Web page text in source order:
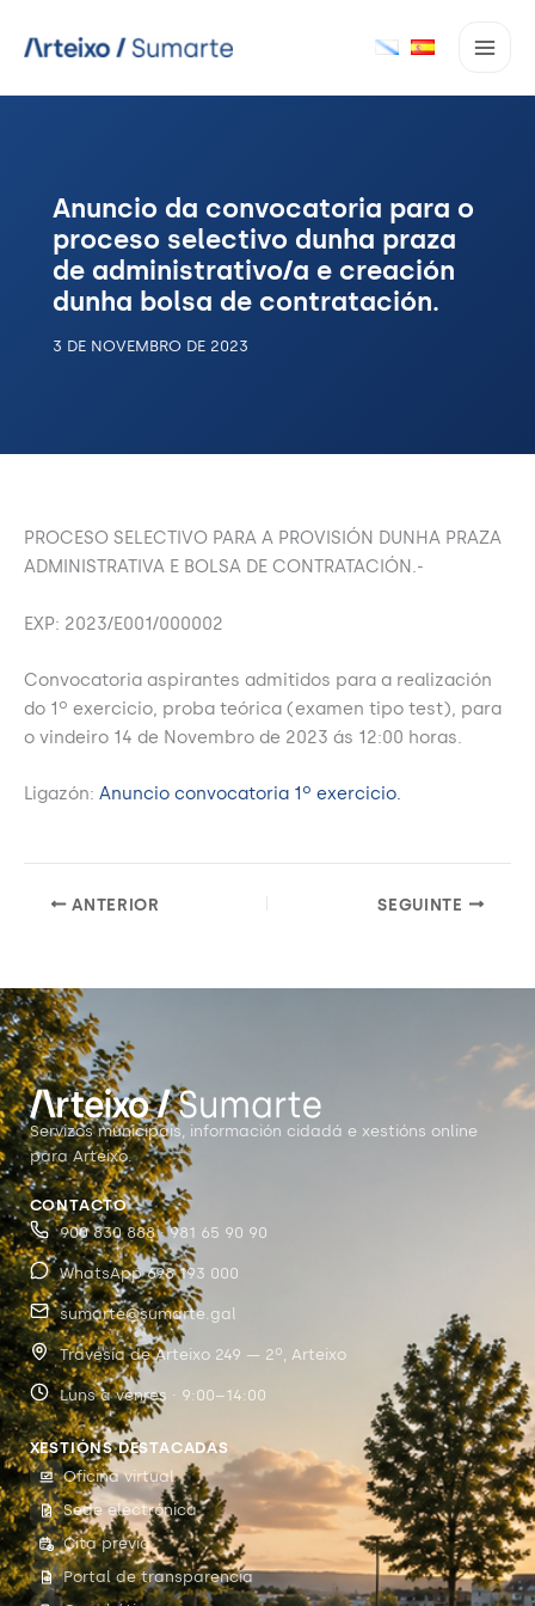
Anuncio da convocatoria para o
proceso selectivo dunha praza
de administrativo/a e creación
dunha bolsa de contratación.
3 DE NOVEMBRO DE 2023
PROCESO SELECTIVO PARA A PROVISIÓN DUNHA PRAZA
ADMINISTRATIVA E BOLSA DE CONTRATACIÓN.-
EXP: 2023/E001/000002
Convocatoria aspirantes admitidos para a realización
do 1º exercicio, proba teórica (examen tipo test), para
o vindeiro 14 de Novembro de 2023 ás 12:00 horas.
Ligazón: Anuncio convocatoria 1º exercicio.
ANTERIOR SEGUINTE
Servizos municipais, información cidadá e xestións online
para Arteixo.
CONTACTO
900 830 888 · 981 65 90 90
WhatsApp 698 193 000
sumarte@sumarte.gal
Travesía de Arteixo 249 — 2º, Arteixo
Luns a venres · 9:00–14:00
XESTIÓNS DESTACADAS
Oficina virtual
Sede electrónica
Cita previa
Portal de transparencia